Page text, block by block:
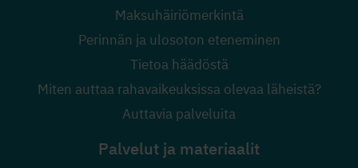
Maksuhäiriömerkintä
Perinnän ja ulosoton eteneminen
Tietoa häädöstä
Miten auttaa rahavaikeuksissa olevaa läheistä?
Auttavia palveluita
Palvelut ja materiaalit